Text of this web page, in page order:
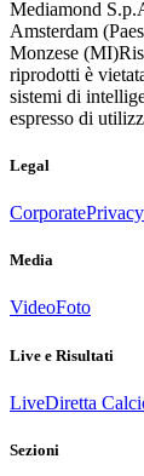
Mediamond
Amsterdam
Monzese (MI)
riprodotti è
sistemi di
espresso di
Legal
Corporate
Media
VideoFoto
Live e Risultati
LiveDiretta
Sezioni